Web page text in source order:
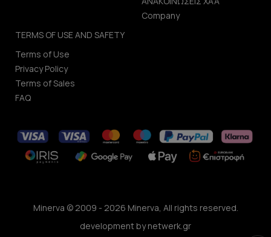
Company
TERMS OF USE AND SAFETY
Terms of Use
Privacy Policy
Terms of Sales
FAQ
Minerva © 2009 - 2026 Minerva, All rights reserved.
development bynetwerk.gr